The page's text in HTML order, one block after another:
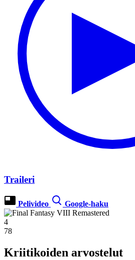
Traileri
Pelivideo Google-haku
4
78
Kriitikoiden arvostelut